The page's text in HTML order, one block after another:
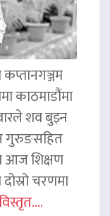
काठमाडौंमा
शव बुझ्न
गुरुङसहित
आज शिक्षण
चरणमा